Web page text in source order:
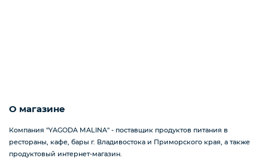
О магазине
Компания "YAGODA MALINA" - поставщик продуктов питания в
рестораны, кафе, бары г. Владивостока и Приморского края, а также
продуктовый интернет-магазин.